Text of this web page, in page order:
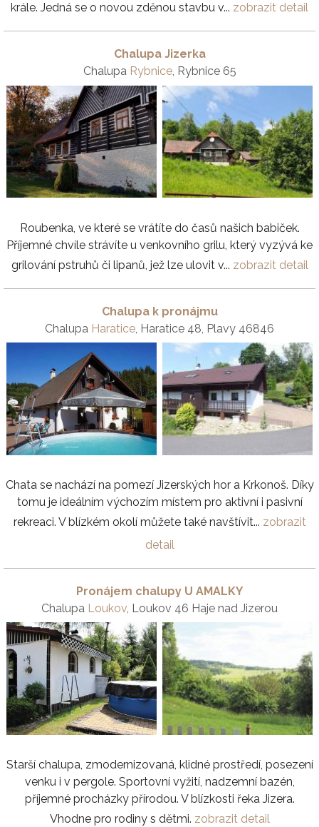
krále. Jedná se o novou zděnou stavbu v... zobrazit detail
Chalupa Jizerka
Chalupa Rybnice, Rybnice 65
Roubenka, ve které se vrátíte do časů našich babiček.
Příjemné chvíle strávíte u venkovního grilu, který vyzývá ke
grilování pstruhů či lipanů, jež lze ulovit v... zobrazit detail
Chalupa k pronájmu
Chalupa Haratice , Haratice 48, Plavy 46846
Chata se nachází na pomezí Jizerských hor a Krkonoš. Díky
tomu je ideálním výchozím místem pro aktivní i pasivní
rekreaci. V blízkém okolí můžete také navštívit... zobrazit
detail
Pronájem chalupy U AMALKY
Chalupa Loukov , Loukov 46 Haje nad Jizerou
Starší chalupa, zmodernizovaná, klidné prostředí, posezení
venku i v pergole. Sportovní vyžití, nadzemní bazén,
příjemné procházky přírodou. V blízkosti řeka Jizera.
Vhodne pro rodiny s dětmi. zobrazit detail